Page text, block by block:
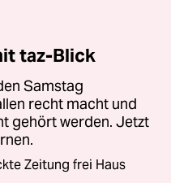
taz-Blick
Samstag
recht macht und
gehört werden. Jetzt
Zeitung frei Haus